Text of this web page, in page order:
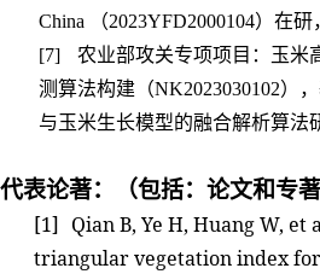
China
（2023YFD2000104）在研
[7]
农业部攻关专项项目：玉米
测算法构建（NK2023030102）
与玉米生长模型的融合解析算法
代表论著：（包括：论文和专著
[1] Qian B, Ye H, Huang W, et
triangular vegetation index